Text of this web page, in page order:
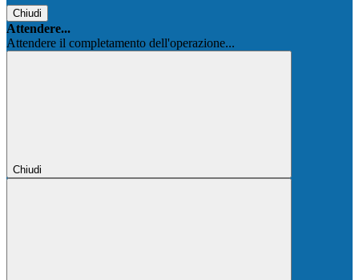
Chiudi
Attendere...
Attendere il completamento dell'operazione...
Chiudi